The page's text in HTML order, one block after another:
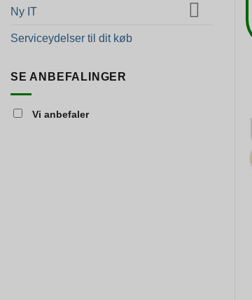
Ny IT
Serviceydelser til dit køb
SE ANBEFALINGER
Vi anbefaler